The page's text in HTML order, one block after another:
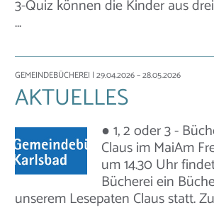
3-Quiz können die Kinder aus
…
GEMEINDEBÜCHEREI | 29.04.2026 – 28.05.2026
AKTUELLES
● 1, 2 oder 3 -
Claus im MaiAm
um 14.30 Uhr
Bücherei ein
unserem Lesepaten Claus statt.